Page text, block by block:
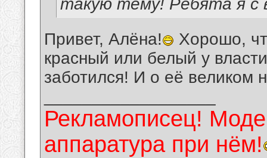
такую тему! Ребята я с
Привет, Алёна!
Хорошо,
красный или белый у
заботился! И о её великом
Рекламописец!
аппаратура при нём!